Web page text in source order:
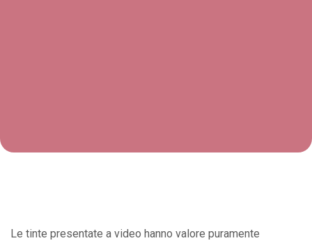
Le tinte presentate a video hanno valore puramente